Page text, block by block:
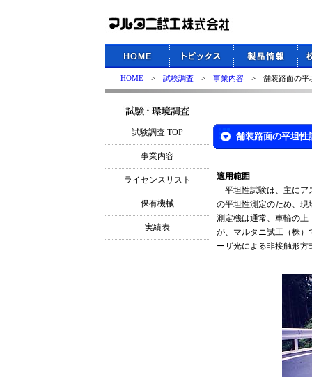
HOME > 試験調査 > 事業内容 > 舗装路面の平
試験調査 TOP
事業内容
ライセンスリスト
保有機械
実績表
舗装路面の平坦性
適用範囲
平坦性試験は、主にア
の平坦性測定のため、
測定機は通常、車輪の
が、マルタニ試工（株）
ーザ光による非接触形